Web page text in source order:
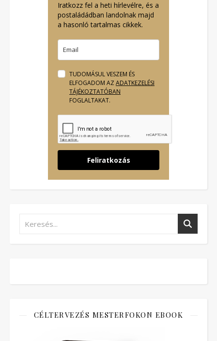
Iratkozz fel a heti hírlevélre, és a
postaládádban landolnak majd
a hasonló tartalmas cikkek.
TUDOMÁSUL VESZEM ÉS
ELFOGADOM AZ ADATKEZELÉSI
TÁJÉKOZTATÓBAN
FOGLALTAKAT.
Feliratkozás
CÉLTERVEZÉS MESTERFOKON EBOOK